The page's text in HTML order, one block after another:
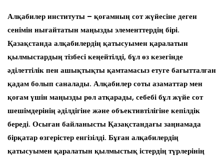
Алқабилер институты – қоғамның сот жүйесіне деген
сенімін нығайтатын маңызды элементтердің бірі.
Қазақстанда алқабилердің қатысуымен қаралатын
қылмыстардың тізбесі кеңейтілді, бұл өз кезегінде
әділеттілік пен ашықтықты қамтамасыз етуге бағытталған
қадам болып саналады. Алқабилер соты азаматтар мен
қоғам үшін маңызды рөл атқарады, себебі бұл жүйе сот
шешімдерінің әділдігіне және объективтілігіне кепілдік
береді. Осыған байланысты Қазақстандағы заңнамада
бірқатар өзгерістер енгізілді. Бұған алқабилердің
қатысуымен қаралатын қылмыстық істердің түрлерінің